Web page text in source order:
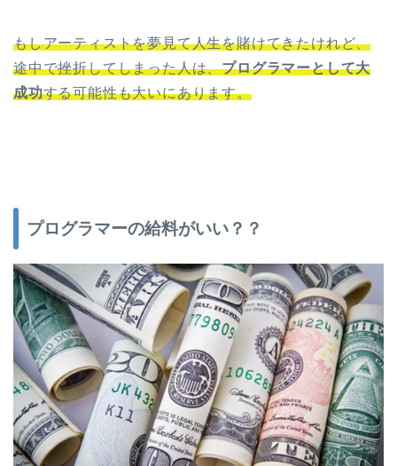
もしアーティストを夢見て人生を賭けてきたけれど、
途中で挫折してしまった人は、プログラマーとして大
成功する可能性も大いにあります。
プログラマーの給料がいい？？